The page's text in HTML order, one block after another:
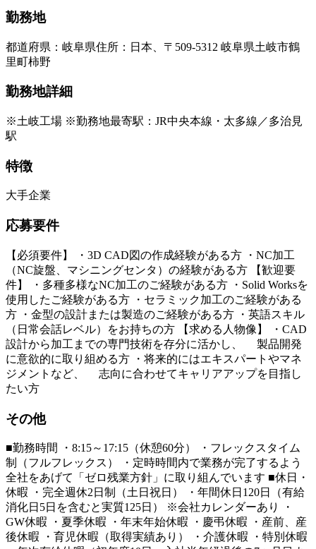
勤務地
都道府県 ： 岐阜県住所 ： 日本、〒509-5312 岐阜県土岐市鶴
里町柿野
勤務地詳細
※土岐工場 ※勤務地最寄駅：JR中央本線・太多線／多治見
駅
特徴
大手企業
応募要件
【必須要件】 ・3D CAD図の作成経験がある方 ・NC加工
（NC旋盤、マシニングセンタ）の経験がある方 【歓迎要
件】 ・多種多様なNC加工のご経験がある方 ・Solid Worksを
使用したご経験がある方 ・セラミック加工のご経験がある
方 ・金型の設計または製造のご経験がある方 ・英語スキル
（日常会話レベル）をお持ちの方 【求める人物像】 ・CAD
設計から加工までの専門技術を存分に活かし、 製品開発
に意欲的に取り組める方 ・将来的にはエキスパートやマネ
ジメントなど、 志向に合わせてキャリアアップを目指し
たい方
その他
■勤務時間 ・8:15～17:15（休憩60分） ・フレックスタイム
制（フルフレックス） ・定時時間内で業務が完了するよう
全社をあげて「ゼロ残業方針」に取り組んでいます ■休日・
休暇 ・完全週休2日制（土日祝日） ・年間休日120日（有給
消化日5日を含むと実質125日） ※会社カレンダーあり ・
GW休暇 ・夏季休暇 ・年末年始休暇 ・慶弔休暇 ・産前、産
後休暇 ・育児休暇（取得実績あり） ・介護休暇 ・特別休暇